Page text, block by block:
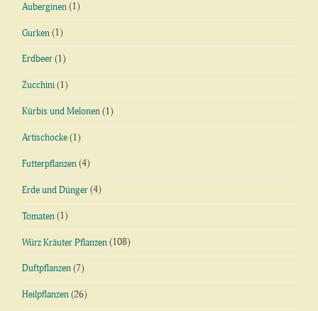
Auberginen (1)
Gurken (1)
Erdbeer (1)
Zucchini (1)
Kürbis und Melonen (1)
Artischocke (1)
Futterpflanzen (4)
Erde und Dünger (4)
Tomaten (1)
Würz Kräuter Pflanzen (108)
Duftpflanzen (7)
Heilpflanzen (26)